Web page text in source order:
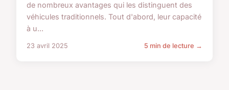
de nombreux avantages qui les distinguent des
véhicules traditionnels. Tout d'abord, leur capacité
à u...
23 avril 2025 5 min de lecture →